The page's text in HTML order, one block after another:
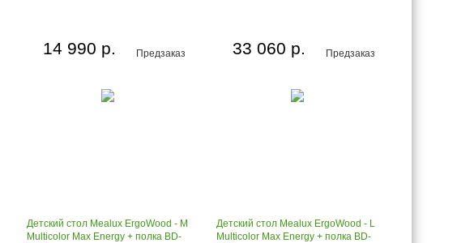
Предзаказ
14 990 р. Предзаказ
33 060 р.
Детский стол Mealux ErgoWood - M
Multicolor Max Energy + полка BD-
Детский стол Mealux ErgoWood - L
Multicolor Max Energy + полка BD-